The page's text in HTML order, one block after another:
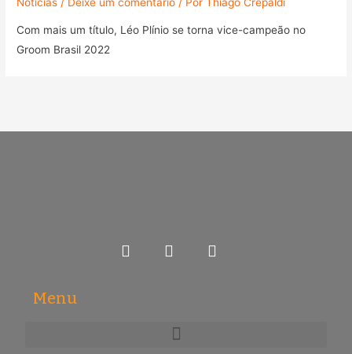
Com mais um título, Léo Plínio se torna vice-campeão no
Groom Brasil 2022
Menu